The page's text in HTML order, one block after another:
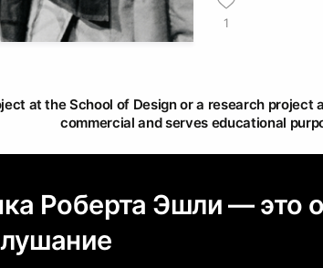
1
at the School of Design or a research project
commercial and serves educational
Роберта Эшли — это